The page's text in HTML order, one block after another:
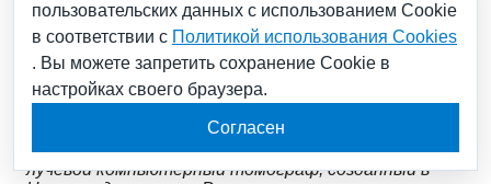
13.09.2024
выиграла в экспертном голосовании номинации
«Городской дизайн», а передвижной конусно-
лучевой компьютерный томограф, созданный в
пользовательских данных с использованием Cookie
в соответствии с Политикой использования Cookies
. Вы можете запретить сохранение Cookie в
настройках своего браузера.
Согласен